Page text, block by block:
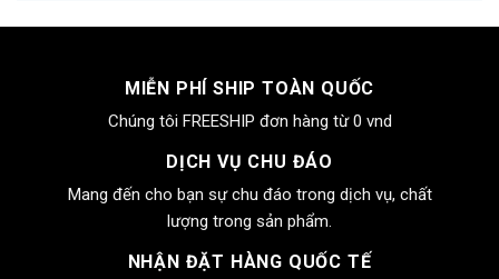
MIỄN PHÍ SHIP TOÀN QUỐC
Chúng tôi FREESHIP đơn hàng từ 0 vnd
DỊCH VỤ CHU ĐÁO
Mang đến cho bạn sự chu đáo trong dịch vụ, chất
lượng trong sản phẩm.
NHẬN ĐẶT HÀNG QUỐC TẾ